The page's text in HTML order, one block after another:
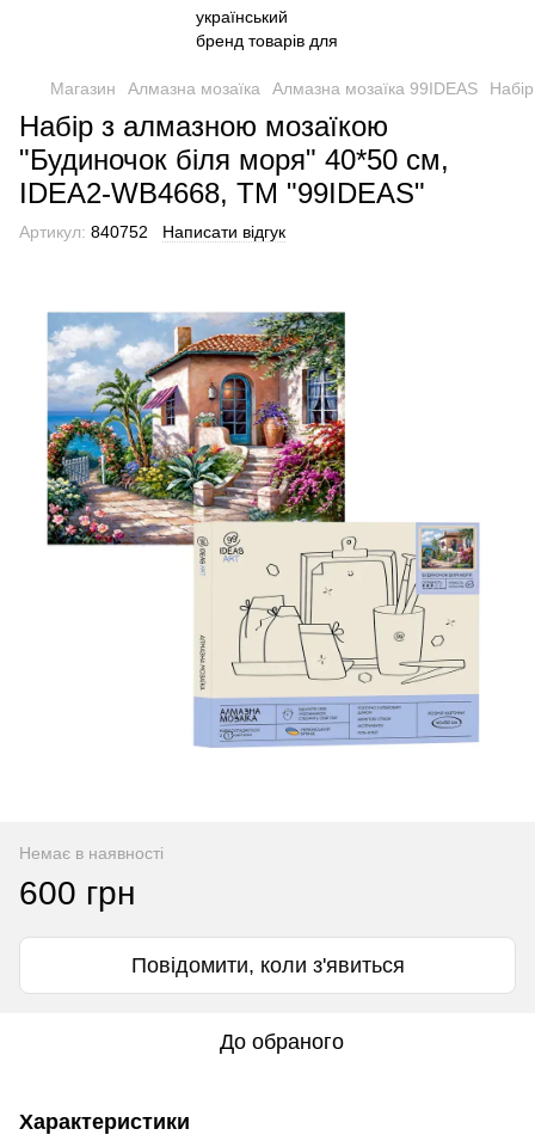
Магазин Алмазна мозаїка Алмазна мозаїка 99IDEAS
Набір з алмазною мозаїкою
"Будиночок біля моря" 40*50 см,
IDEA2-WB4668, ТМ "99IDEAS"
Артикул: 840752 Написати відгук
Немає в наявності
600 грн
Повідомити, коли з'явиться
До обраного
Характеристики